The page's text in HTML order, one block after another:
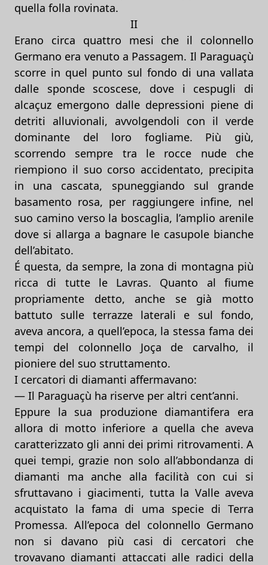
quella folla rovinata.
II
Erano circa quattro mesi che il colonnello
Germano era venuto a Passagem. Il Paraguaçù
scorre in quel punto sul fondo di una vallata
dalle sponde scoscese, dove i cespugli di
alcaçuz emergono dalle depressioni piene di
detriti alluvionali, avvolgendoli con il verde
dominante del loro fogliame. Più giù,
scorrendo sempre tra le rocce nude che
riempiono il suo corso accidentato, precipita
in una cascata, spuneggiando sul grande
basamento rosa, per raggiungere infine, nel
suo camino verso la boscaglia, l’amplio arenile
dove si allarga a bagnare le casupole bianche
dell’abitato.
É questa, da sempre, la zona di montagna più
ricca di tutte le Lavras. Quanto al fiume
propriamente detto, anche se già motto
battuto sulle terrazze laterali e sul fondo,
aveva ancora, a quell’epoca, la stessa fama dei
tempi del colonnello Joça de carvalho, il
pioniere del suo struttamento.
I cercatori di diamanti affermavano:
— Il Paraguaçù ha riserve per altri cent’anni.
Eppure la sua produzione diamantifera era
allora di motto inferiore a quella che aveva
caratterizzato gli anni dei primi ritrovamenti. A
quei tempi, grazie non solo all’abbondanza di
diamanti ma anche alla facilità con cui si
sfruttavano i giacimenti, tutta la Valle aveva
acquistato la fama di uma specie di Terra
Promessa. All’epoca del colonnello Germano
non si davano più casi di cercatori che
trovavano diamanti attaccati alle radici della